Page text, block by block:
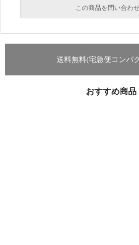
この商品を問い合わ
送料無料(宅急便コンパ
おすすめ商品